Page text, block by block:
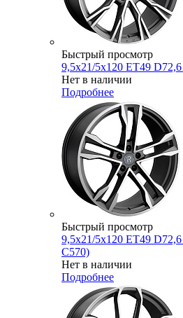
Быстрый просмотр
9,5x21/5x120 ET49
Нет в наличии
Подробнее
Быстрый просмотр
9,5x21/5x120 ET49
C570)
Нет в наличии
Подробнее